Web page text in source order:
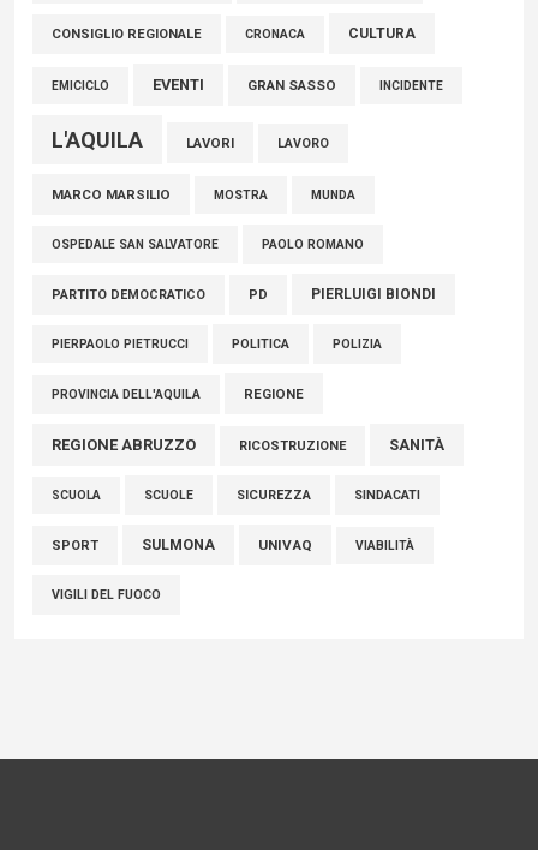
06 Agosto 2026
CONSIGLIO REGIONALE CRONACA CULTURA
EMICICLO EVENTI GRAN SASSO INCIDENTE
L'AQUILA LAVORI LAVORO
MARCO MARSILIO MOSTRA MUNDA
OSPEDALE SAN SALVATORE PAOLO ROMANO
PARTITO DEMOCRATICO PD PIERLUIGI BIONDI
PIERPAOLO PIETRUCCI POLITICA POLIZIA
PROVINCIA DELL'AQUILA REGIONE
REGIONE ABRUZZO RICOSTRUZIONE SANITÀ
SCUOLA SCUOLE SICUREZZA SINDACATI
SPORT SULMONA UNIVAQ VIABILITÀ
VIGILI DEL FUOCO